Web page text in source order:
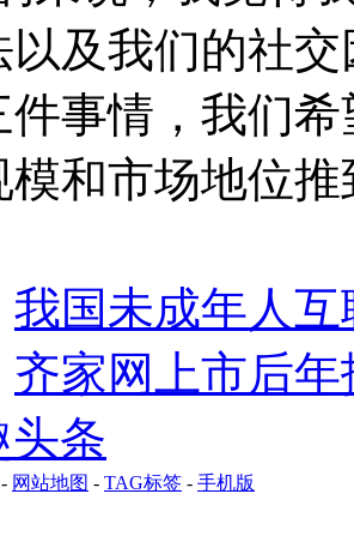
以及我们的社
件事情，我们
和市场地位
我国未成年人
齐家网上市后
头条
- 网站地图 - TAG标签 - 手机版